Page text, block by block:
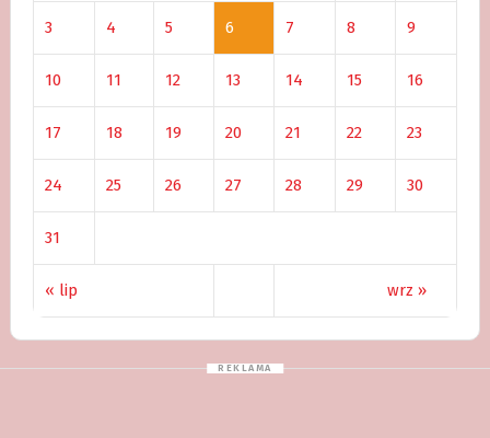
« lip wrz »
3 4 5 6 7 8 9
10 11 12 13 14 15 16
17 18 19 20 21 22 23
24 25 26 27 28 29 30
31